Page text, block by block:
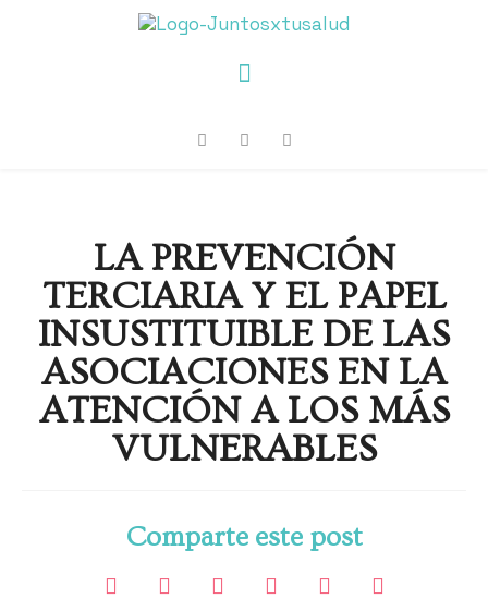
LA PREVENCIÓN
TERCIARIA Y EL PAPEL
INSUSTITUIBLE DE LAS
ASOCIACIONES EN LA
ATENCIÓN A LOS MÁS
VULNERABLES
Comparte este post